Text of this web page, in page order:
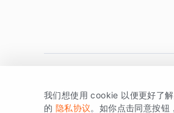
版权所有 © 北京易数科技有限公
我们想使用 cookie 以便更好了
的 隐私协议。如你点击同意按钮